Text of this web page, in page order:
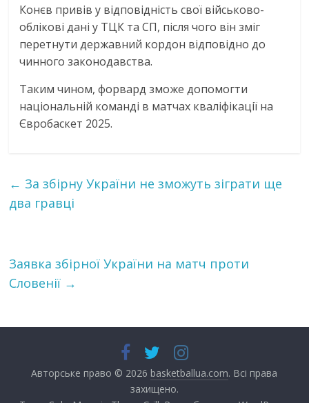
Конєв привів у відповідність свої військово-
облікові дані у ТЦК та СП, після чого він зміг
перетнути державний кордон відповідно до
чинного законодавства.
Таким чином, форвард зможе допомогти
національній команді в матчах кваліфікації на
Євробаскет 2025.
← За збірну України не зможуть зіграти ще
два гравці
Заявка збірної України на матч проти
Словенії →
Авторське право © 2026 basketballua.com. Всі права
захищено.